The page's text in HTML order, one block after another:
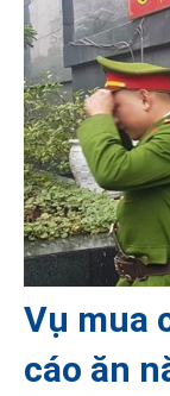
Vụ mua
cáo ăn